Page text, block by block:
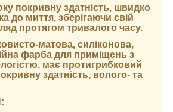
покривну здатність, швидко
до миття, зберігаючи свій
протягом тривалого часу.
матова, силіконова,
фарба для приміщень з
має протигрибковий
здатність, волого- та